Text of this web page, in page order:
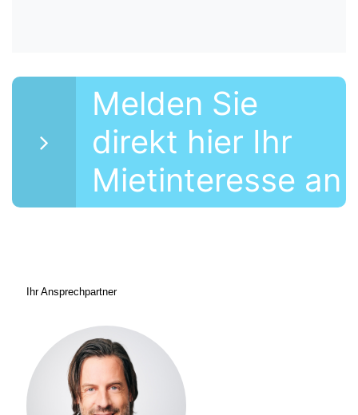
Melden Sie
direkt hier Ihr
Mietinteresse an
Ihr Ansprechpartner